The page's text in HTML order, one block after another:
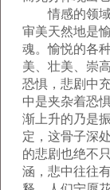
情感的领域
审美天然地是
魂。愉悦的各
美、壮美、崇
恐惧，悲剧中
中是夹杂着恐
渐上升的乃是
定，这骨子深
的悲剧也绝不
涵，悲中往往